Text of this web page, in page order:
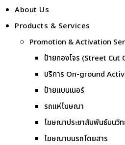
About Us
Products & Services
Promotion & Activation
ป้ายกองโจร (Street Cut
บริการ On-ground
ป้ายแบนเนอร์
รถแห่โฆษณา
โฆษณาประชาสัมพันธ์บนวิท
โฆษณาบนรถโดยสาร